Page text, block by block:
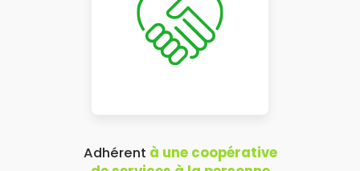
Adhérent à une coopérative